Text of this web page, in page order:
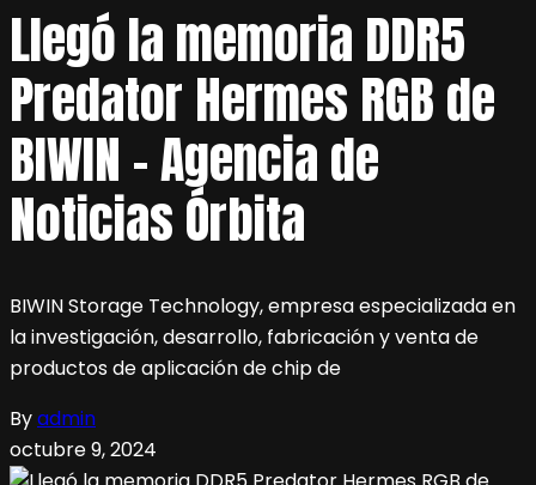
Llegó la memoria DDR5
Predator Hermes RGB de
BIWIN – Agencia de
Noticias Órbita
BIWIN Storage Technology, empresa especializada en
la investigación, desarrollo, fabricación y venta de
productos de aplicación de chip de
Byadmin
octubre 9, 2024